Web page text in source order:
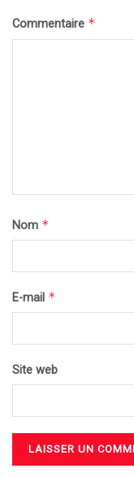
Commentaire *
Nom *
E-mail *
Site web